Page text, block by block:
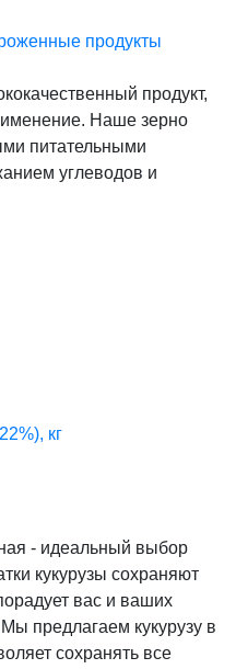
продукты
продукт,
Наше зерно
питательными
углеводов и
кг
- идеальный выбор
кукурузы сохраняют
вас и ваших
предлагаем кукурузу в
сохранять все